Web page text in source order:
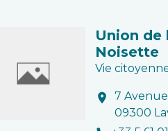
Union de
Noisette
Vie
location_on
7
09300